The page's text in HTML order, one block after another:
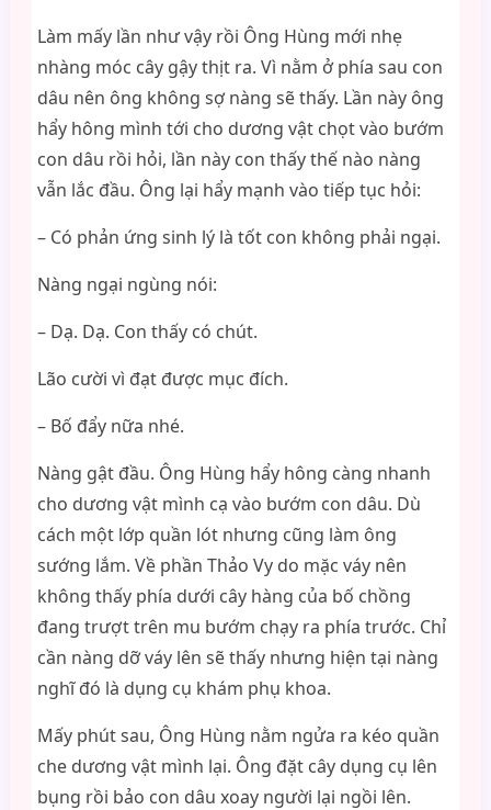
Làm mấy lần như vậy rồi Ông Hùng mới nhẹ
nhàng móc cây gậy thịt ra. Vì nằm ở phía sau con
dâu nên ông không sợ nàng sẽ thấy. Lần này ông
hẩy hông mình tới cho dương vật chọt vào bướm
con dâu rồi hỏi, lần này con thấy thế nào nàng
vẫn lắc đầu. Ông lại hẩy mạnh vào tiếp tục hỏi:
– Có phản ứng sinh lý là tốt con không phải ngại.
Nàng ngại ngùng nói:
– Dạ. Dạ. Con thấy có chút.
Lão cười vì đạt được mục đích.
– Bố đẩy nữa nhé.
Nàng gật đầu. Ông Hùng hẩy hông càng nhanh
cho dương vật mình cạ vào bướm con dâu. Dù
cách một lớp quần lót nhưng cũng làm ông
sướng lắm. Về phần Thảo Vy do mặc váy nên
không thấy phía dưới cây hàng của bố chồng
đang trượt trên mu bướm chạy ra phía trước. Chỉ
cần nàng dỡ váy lên sẽ thấy nhưng hiện tại nàng
nghĩ đó là dụng cụ khám phụ khoa.
Mấy phút sau, Ông Hùng nằm ngửa ra kéo quần
che dương vật mình lại. Ông đặt cây dụng cụ lên
bụng rồi bảo con dâu xoay người lại ngồi lên.